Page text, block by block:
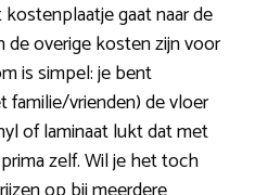
gaat naar de
de overige kosten zijn voor
is simpel: je bent
vrienden) de vloer
of laminaat lukt dat met
zelf. Wil je het toch